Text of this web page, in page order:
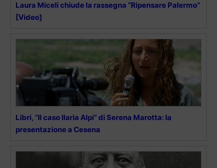
Laura Miceli chiude la rassegna “Ripensare Palermo”
[Video]
Libri, “Il caso Ilaria Alpi” di Serena Marotta: la
presentazione a Cesena